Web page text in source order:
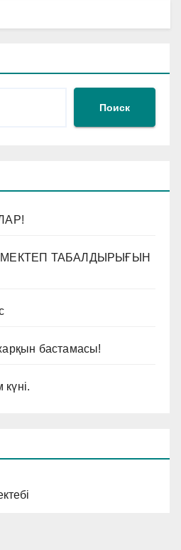
Поиск
ТАБАЛДЫРЫҒЫН
бастамасы!